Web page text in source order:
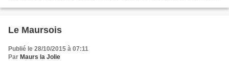
Le Maursois
Publié le 28/10/2015 à 07:11
Par Maurs la Jolie